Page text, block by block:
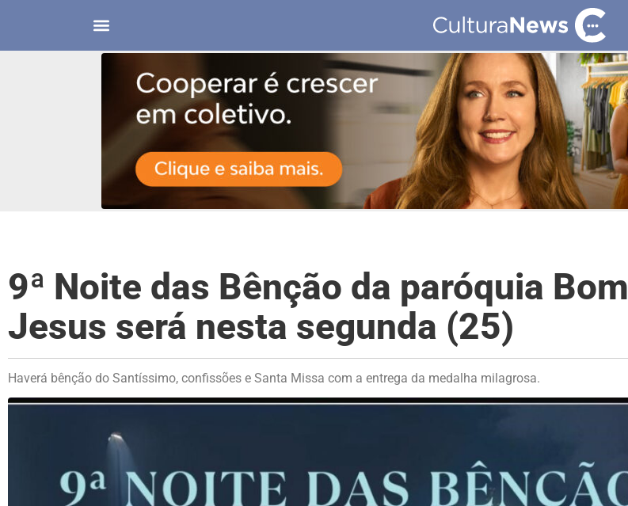
9ª Noite das Bênção da paróquia Bom
Jesus será nesta segunda (25)
Haverá bênção do Santíssimo, confissões e Santa Missa com a entrega da medalha milagrosa.